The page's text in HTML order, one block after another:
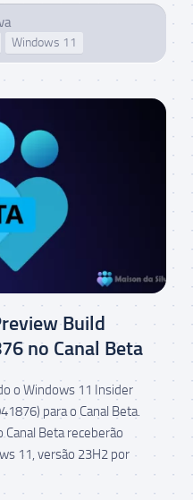
Windows 11
Build
no Canal Beta
o Windows 11 Insider
para o Canal Beta.
Canal Beta receberão
11, versão 23H2 por